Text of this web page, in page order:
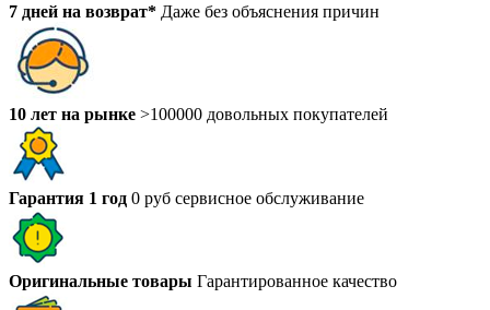
7 дней на возврат* Даже без объяснения причин
10 лет на рынке >100000 довольных покупателей
Гарантия 1 год 0 руб сервисное обслуживание
Оригинальные товары Гарантированное качество